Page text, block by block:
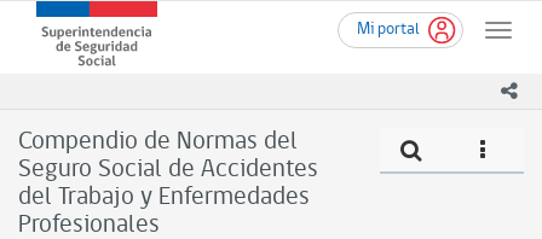
contenido
Mi portal
Toggle
Superintendencia
de
(SUSESO)
-
Gobierno
de
Chile
Compendio de Normas del
Seguro Social de Accidentes
del Trabajo y Enfermedades
Profesionales
icono